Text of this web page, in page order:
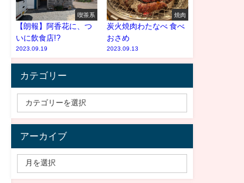
喫茶系
【朗報】阿香花に、つ
いに飲食店!?
2023.09.19
焼肉
炭火焼肉わたなべ 食べ
おさめ
2023.09.13
カテゴリー
アーカイブ